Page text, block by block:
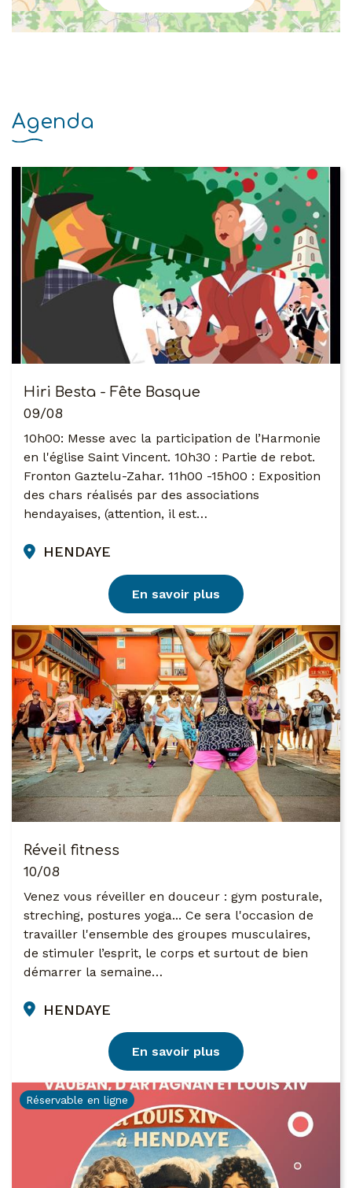
Agenda
Hiri Besta - Fête Basque
09/08
10h00: Messe avec la participation de l’Harmonie
en l'église Saint Vincent. 10h30 : Partie de rebot.
Fronton Gaztelu-Zahar. 11h00 -15h00 : Exposition
des chars réalisés par des associations
hendayaises, (attention, il est…
HENDAYE
En savoir plus
Réveil fitness
10/08
Venez vous réveiller en douceur : gym posturale,
streching, postures yoga... Ce sera l'occasion de
travailler l'ensemble des groupes musculaires,
de stimuler l’esprit, le corps et surtout de bien
démarrer la semaine…
HENDAYE
En savoir plus
Réservable en ligne